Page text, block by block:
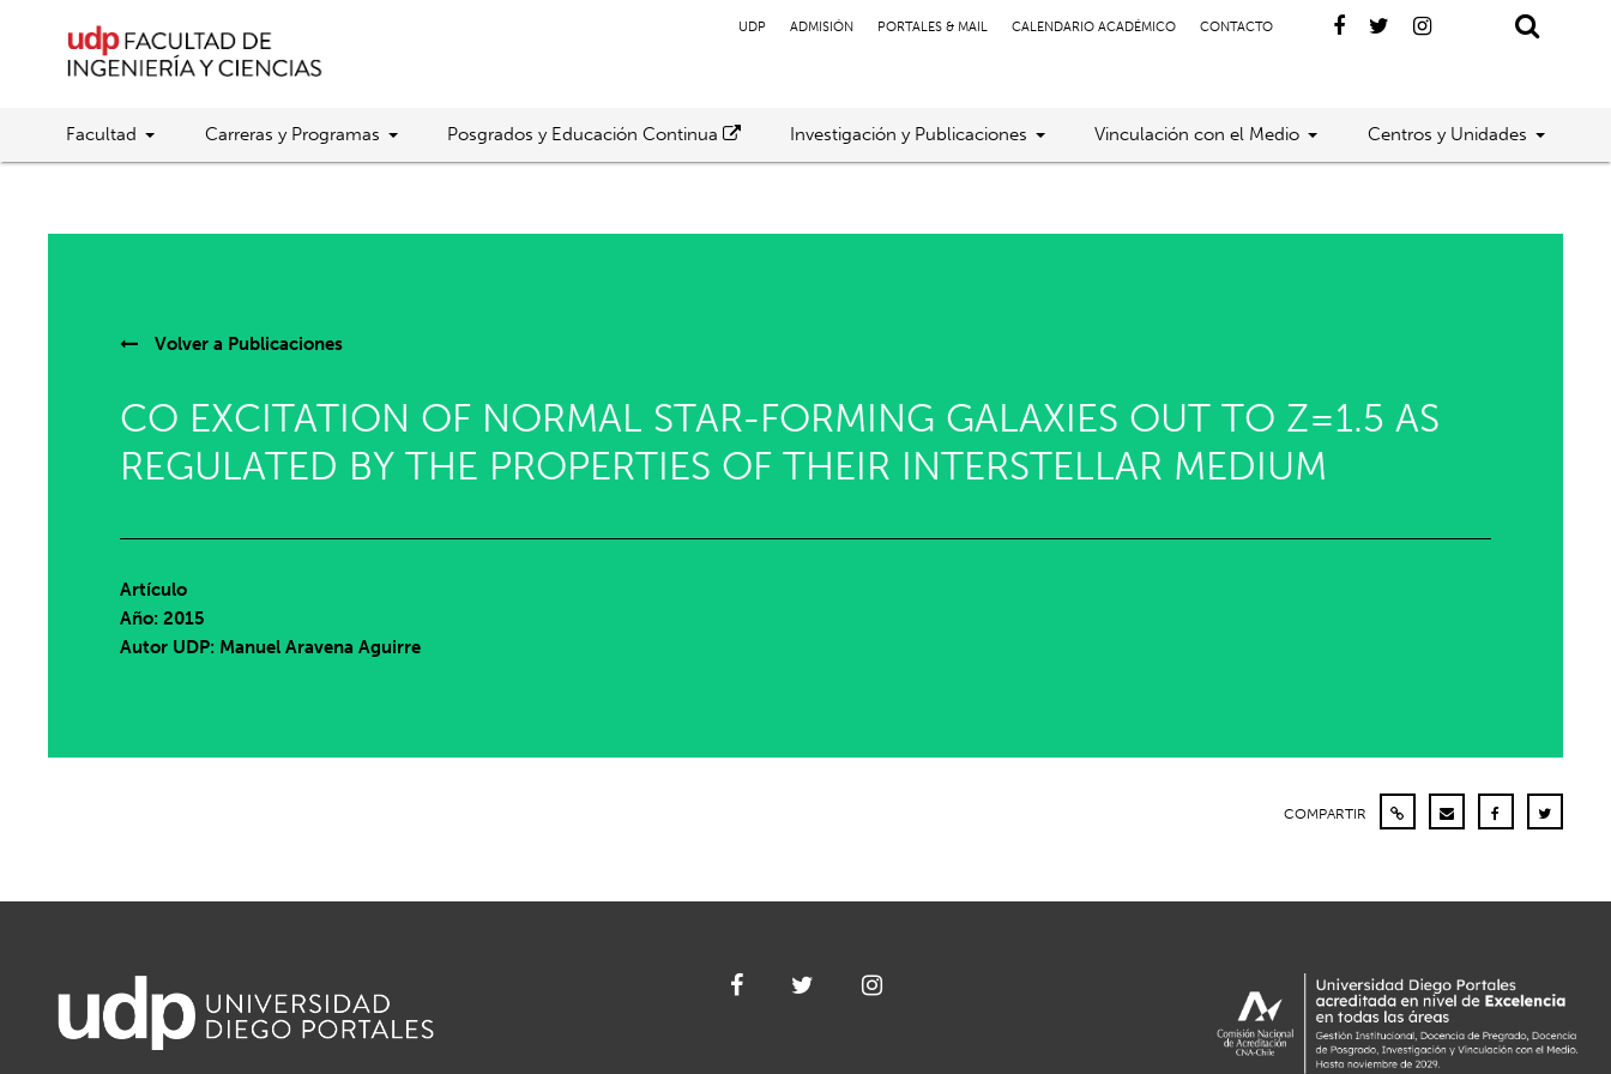
UDP ADMISIÓN PORTALES & MAIL CALENDARIO ACADÉMICO CONTACTO
Facultad Carreras y Programas Posgrados y Educación Continua Investigación y Publicaciones Vinculación con el Medio Centros y Unidades
Volver a Publicaciones
CO EXCITATION OF NORMAL STAR-FORMING GALAXIES OUT TO Z=1.5 AS
REGULATED BY THE PROPERTIES OF THEIR INTERSTELLAR MEDIUM
Artículo
Año: 2015
Autor UDP: Manuel Aravena Aguirre
COMPARTIR